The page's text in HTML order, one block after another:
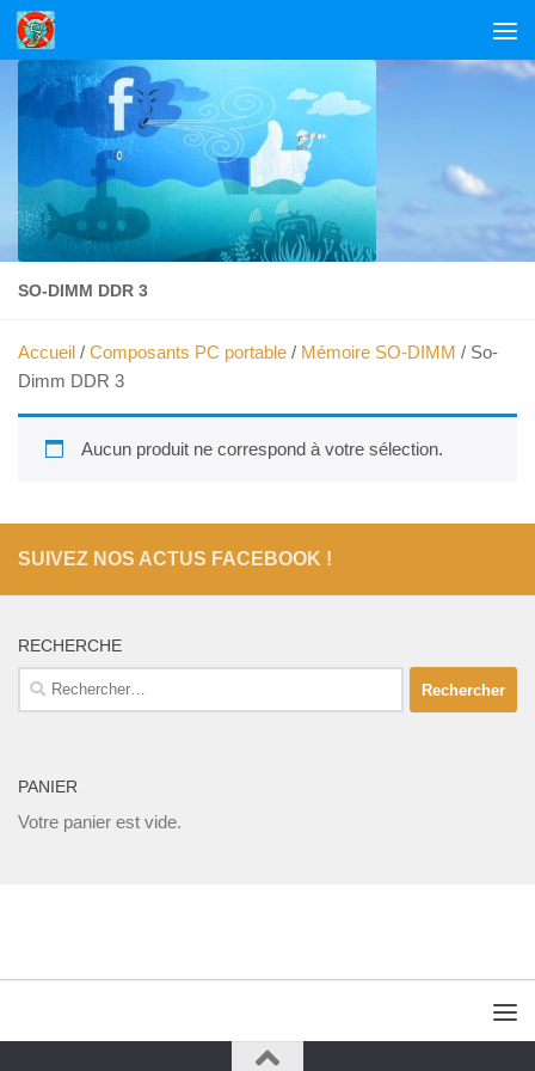
Skip to content
SO-DIMM DDR 3
Accueil / Composants PC portable / Mémoire SO-DIMM / So-
Dimm DDR 3
Aucun produit ne correspond à votre sélection.
SUIVEZ NOS ACTUS FACEBOOK !
RECHERCHE
Rechercher :
PANIER
Votre panier est vide.